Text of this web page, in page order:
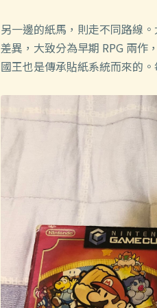
另一邊的紙馬，則走不同路線
差異，大致分為早期 RPG 兩作
國王也是傳承貼紙系統而來的